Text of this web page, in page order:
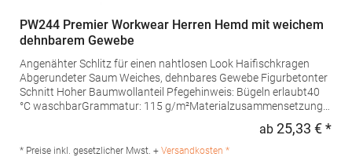
PW244 Premier Workwear Herren Hemd mit weichem
dehnbarem Gewebe
Angenähter Schlitz für einen nahtlosen Look Haifischkragen
Abgerundeter Saum Weiches, dehnbares Gewebe Figurbetonter
Schnitt Hoher Baumwollanteil Pfegehinweis: Bügeln erlaubt40
°C waschbarGrammatur: 115 g/m²Materialzusammensetzung:
Produktsicherheit: Herst.-Nr.: PR244 Hersteller: Premier Clothing
Ltd President Kennedylaan 19 Office 3.39 2517JK Gravenhage
ab 25,33 € *
* Preise inkl. gesetzlicher Mwst. + Versandkosten *